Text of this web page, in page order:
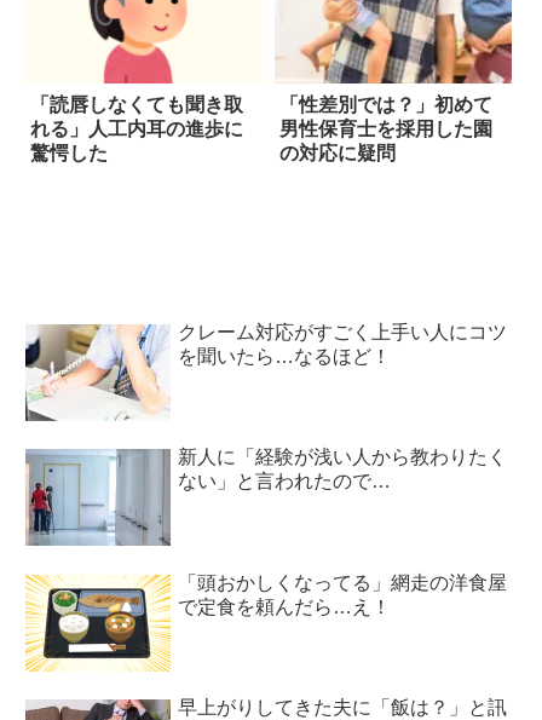
「読唇しなくても聞き取
れる」人工内耳の進歩に
驚愕した
「性差別では？」初めて
男性保育士を採用した園
の対応に疑問
クレーム対応がすごく上手い人にコツ
を聞いたら…なるほど！
新人に「経験が浅い人から教わりたく
ない」と言われたので…
「頭おかしくなってる」網走の洋食屋
で定食を頼んだら…え！
早上がりしてきた夫に「飯は？」と訊